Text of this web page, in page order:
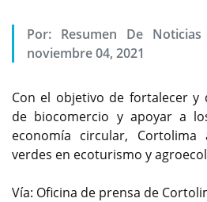
Por: Resumen De
noviembre 04, 2021
Con el objetivo de fortalecer y
de biocomercio y apoyar a
economía circular,
verdes en ecoturismo y
Vía: Oficina de prensa de